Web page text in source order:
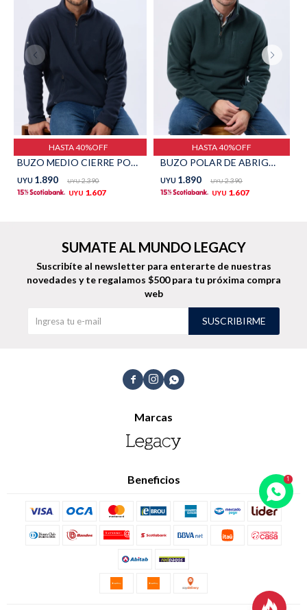
HASTA 40%OFF
BUZO MEDIO CIERRE POLAR - Azul
UYU 1.890 UYU 2.390
UYU 1.607
HASTA 40%OFF
BUZO POLAR DE ABRIGO - Verde
UYU 1.890 UYU 2.390
UYU 1.607
  
Marcas
Beneficios
SUMATE AL MUNDO LEGACY
Suscribíte al newsletter para enterarte de nuestras
novedades y te regalamos $500 para tu próxima compra
web
SUSCRIBIRME
Shorts Trajes
Sacos Calzado
TALLES GRANDES Uniformes empresariales
Canjear mis puntos
Envíos, cambios y devoluciones